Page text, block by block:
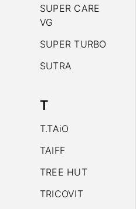
SUPER CARE
VG
SUPER TURBO
SUTRA
T
T.TAiO
TAIFF
TREE HUT
TRICOVIT